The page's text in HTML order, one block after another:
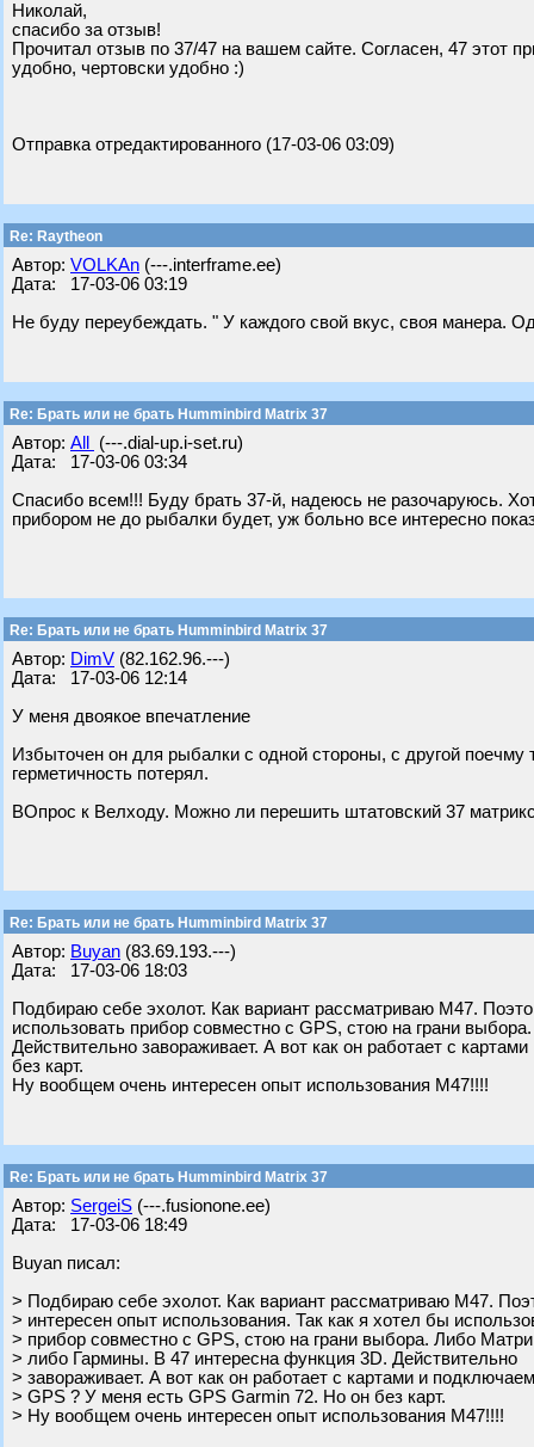
Николай,
спасибо за отзыв!
Прочитал отзыв по 37/47 на вашем сайте. Согласен, 47 этот
удобно, чертовски удобно :)
Отправка отредактированного (17-03-06 03:09)
Re: Raytheon
Автор: VOLKAn (---.interframe.ee)
Дата: 17-03-06 03:19
Не буду переубеждать. " У каждого свой вкус, своя манера.
Re: Брать или не брать Humminbird Matrix 37
Автор: All
(---.dial-up.i-set.ru)
Дата: 17-03-06 03:34
Спасибо всем!!! Буду брать 37-й, надеюсь не разочаруюсь.
прибором не до рыбалки будет, уж больно все интересно
Re: Брать или не брать Humminbird Matrix 37
Автор: DimV (82.162.96.---)
Дата: 17-03-06 12:14
У меня двоякое впечатление
Избыточен он для рыбалки с одной стороны, с другой поечму
герметичность потерял.
ВОпрос к Велходу. Можно ли перешить штатовский 37
Re: Брать или не брать Humminbird Matrix 37
Автор: Buyan (83.69.193.---)
Дата: 17-03-06 18:03
Подбираю себе эхолот. Как вариант рассматриваю М47.
использовать прибор совместно с GPS, стою на грани
Действительно завораживает. А вот как он работает с
без карт.
Ну вообщем очень интересен опыт использования М47!!!!
Re: Брать или не брать Humminbird Matrix 37
Автор: SergeiS (---.fusionone.ee)
Дата: 17-03-06 18:49
Buyan писал:
> Подбираю себе эхолот. Как вариант рассматриваю М47.
> интересен опыт использования. Так как я хотел бы
> прибор совместно с GPS, стою на грани выбора. Либо
> либо Гармины. В 47 интересна функция 3D. Действительно
> завораживает. А вот как он работает с картами и
> GPS ? У меня есть GPS Garmin 72. Но он без карт.
> Ну вообщем очень интересен опыт использования М47!!!!